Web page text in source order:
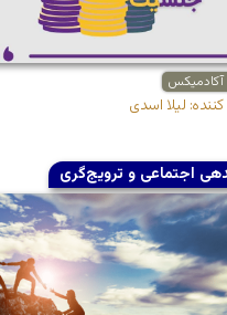
آکادمیکس
لیلا اسدی
اجتماعی و ترویج‌گری